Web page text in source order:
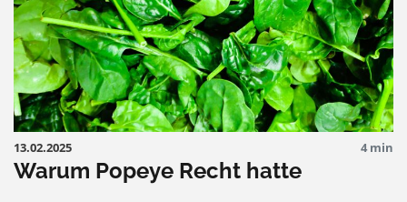
13.02.2025 4 min
Warum Popeye Recht hatte